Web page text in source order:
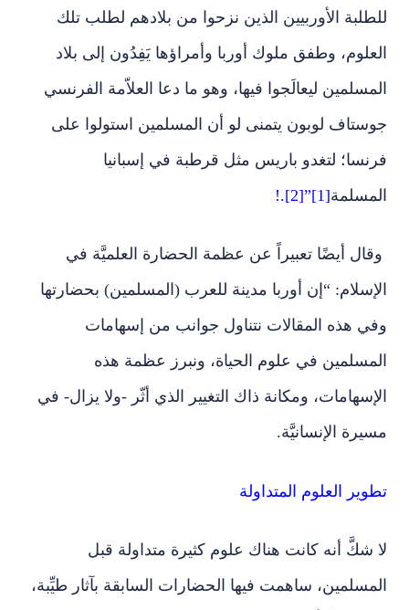
للطلبة الأوربيين الذين نزحوا من بلادهم لطلب تلك
العلوم، وطفق ملوك أوربا وأمراؤها يَفِدُون إلى بلاد
المسلمين ليعالَجوا فيها، وهو ما دعا العلاّمة الفرنسي
جوستاف لوبون يتمنى لو أن المسلمين استولوا على
فرنسا؛ لتغدو باريس مثل قرطبة في إسبانيا
المسلمة[1]”[2].!
وقال أيضًا تعبيراً عن عظمة الحضارة العلميَّة في
الإسلام: “إن أوربا مدينة للعرب (المسلمين) بحضارتها
وفي هذه المقالات نتناول جوانب من إسهامات
المسلمين في علوم الحياة، ونبرز عظمة هذه
الإسهامات، ومكانة ذاك التغيير الذي أثّر -ولا يزال- في
مسيرة الإنسانيَّة.
تطوير العلوم المتداولة
لا شكَّ أنه كانت هناك علوم كثيرة متداولة قبل
المسلمين، ساهمت فيها الحضارات السابقة بآثار طيِّبة،